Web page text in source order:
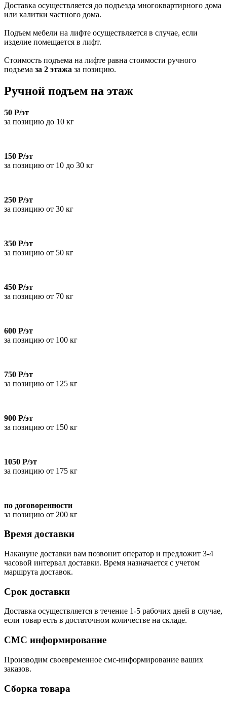
Доставка осуществляется до подъезда многоквартирного дома
или калитки частного дома.
Подъем мебели на лифте осуществляется в случае, если
изделие помещается в лифт.
Стоимость подъема на лифте равна стоимости ручного
подъема за 2 этажа за позицию.
Ручной подъем на этаж
50 Р/эт
за позицию до 10 кг
150 Р/эт
за позицию от 10 до 30 кг
250 Р/эт
за позицию от 30 кг
350 Р/эт
за позицию от 50 кг
450 Р/эт
за позицию от 70 кг
600 Р/эт
за позицию от 100 кг
750 Р/эт
за позицию от 125 кг
900 Р/эт
за позицию от 150 кг
1050 Р/эт
за позицию от 175 кг
по договоренности
за позицию от 200 кг
Время доставки
Накануне доставки вам позвонит оператор и предложит 3-4
часовой интервал доставки. Время назначается с учетом
маршрута доставок.
Срок доставки
Доставка осуществляется в течение 1-5 рабочих дней в случае,
если товар есть в достаточном количестве на складе.
СМС информирование
Производим своевременное смс-информирование ваших
заказов.
Сборка товара